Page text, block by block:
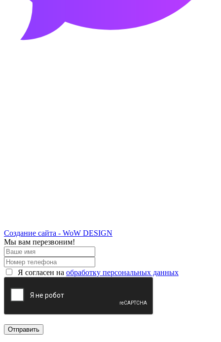
Создание сайта - WoW DESIGN
Мы вам перезвоним!
Я согласен на обработку персональных данных